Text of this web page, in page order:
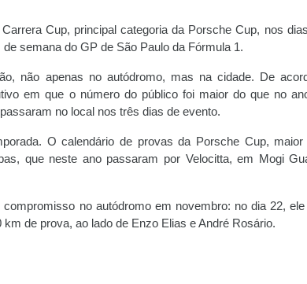
Cup, principal categoria da Porsche Cup, nos
semana do GP de São Paulo da Fórmula 1.
não apenas no autódromo, mas na cidade. De
em que o número do público foi maior do que no
no local nos três dias de evento.
O calendário de provas da Porsche Cup, maior
que neste ano passaram por Velocitta, em Mogi
no autódromo em novembro: no dia 22,
de prova, ao lado de Enzo Elias e André Rosário.